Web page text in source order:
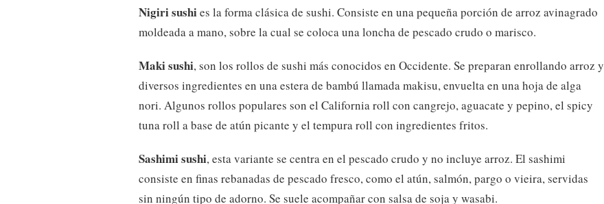
Nigiri sushies la forma clásica de sushi. Consiste en una pequeña porción de arroz avinagrado
moldeada a mano, sobre la cual se coloca una loncha de pescado crudo o marisco.
Maki sushi, son los rollos de sushi más conocidos en Occidente. Se preparan enrollando arroz y
diversos ingredientes en una estera de bambú llamada makisu, envuelta en una hoja de alga
nori. Algunos rollos populares son el California roll con cangrejo, aguacate y pepino, el spicy
tuna roll a base de atún picante y el tempura roll con ingredientes fritos.
Sashimi sushi, esta variante se centra en el pescado crudo y no incluye arroz. El sashimi
consiste en finas rebanadas de pescado fresco, como el atún, salmón, pargo o vieira, servidas
sin ningún tipo de adorno. Se suele acompañar con salsa de soja y wasabi.